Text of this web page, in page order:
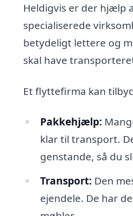
Heldigvis er der hjælp
specialiserede
betydeligt lettere og
skal have
Et flyttefirma kan
Pakkehjælp:
klar til transport.
genstande, så du
Transport: Den
ejendele. De har